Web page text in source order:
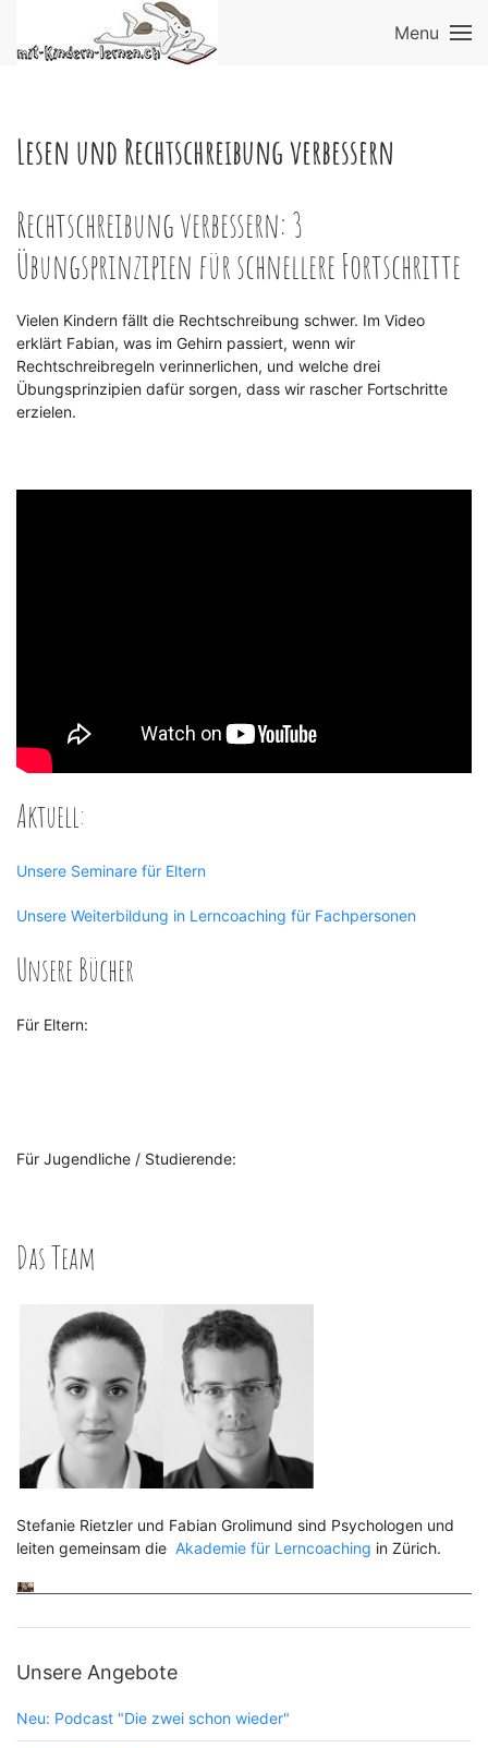
Menu
Lesen und Rechtschreibung verbessern
Rechtschreibung verbessern: 3
Übungsprinzipien für schnellere Fortschritte
Vielen Kindern fällt die Rechtschreibung schwer. Im Video
erklärt Fabian, was im Gehirn passiert, wenn wir
Rechtschreibregeln verinnerlichen, und welche drei
Übungsprinzipien dafür sorgen, dass wir rascher Fortschritte
erzielen.
Aktuell:
Unsere Seminare für Eltern
Unsere Weiterbildung in Lerncoaching für Fachpersonen
Unsere Bücher
Für Eltern:
Für Jugendliche / Studierende:
Das Team
Stefanie Rietzler und Fabian Grolimund sind Psychologen und
leiten gemeinsam die Akademie für Lerncoaching in Zürich.
Unsere Angebote
Neu: Podcast "Die zwei schon wieder"